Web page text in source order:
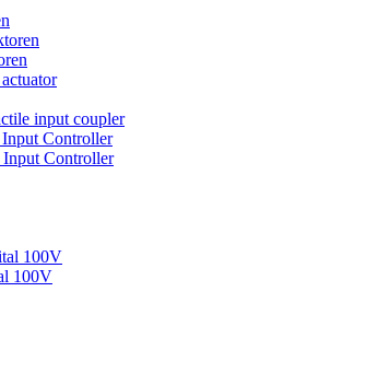
input coupler
Controller
Controller
100V
100V